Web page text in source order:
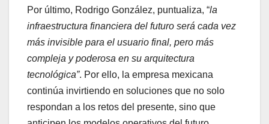
Por último, Rodrigo González, puntualiza, “la
infraestructura financiera del futuro será cada vez
más invisible para el usuario final, pero más
compleja y poderosa en su arquitectura
tecnológica”. Por ello, la empresa mexicana
continúa invirtiendo en soluciones que no solo
respondan a los retos del presente, sino que